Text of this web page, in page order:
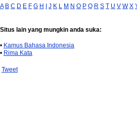
A B C D E F G H I J K L M N O P Q R S T U V W X
Situs lain yang mungkin anda suka:
• Kamus Bahasa Indonesia
• Rima Kata
Tweet